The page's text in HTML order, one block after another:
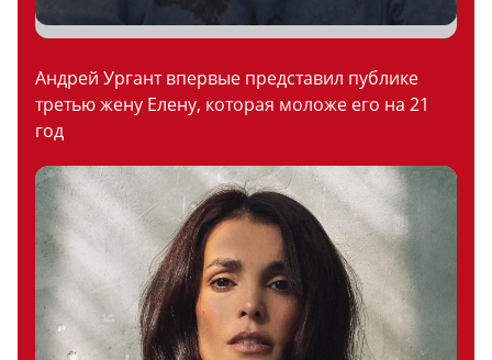
Андрей Ургант впервые представил публике
третью жену Елену, которая моложе его на 21
год